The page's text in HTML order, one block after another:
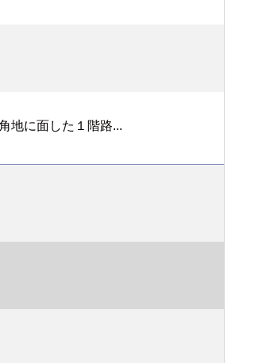
地に面した１階路...